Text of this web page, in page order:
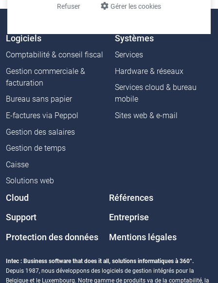
Gérer les cookies
Refuser
Logiciels
Comptabilité & conseil fiscal
Gestion commerciale &
facturation
Bureau sans papier
E-factures via Peppol
Gestion des salaires
Gestion de temps
Caisse
Solutions web
Systèmes
Services
Hardware & réseaux
Services cloud & bureau
mobile
Sites web & e-mail
Cloud Références
Support Entreprise
Protection des données Mentions légales
Intec : Business software that does it all, solutions informatiques à 360°.
Depuis 1987, nous développons des logiciels de gestion intégrés pour la
Belgique et le Luxembourg. Notre gamme de produits va de la comptabilité, la